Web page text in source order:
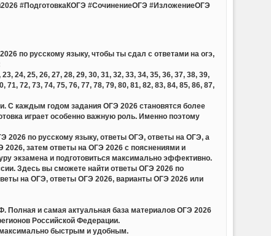
#ПодготовкаКОГЭ #СочинениеОГЭ #ИзложениеОГЭ
по русскому языку, чтобы ты сдал с ответами на огэ,
24, 25, 26, 27, 28, 29, 30, 31, 32, 33, 34, 35, 36, 37, 38, 39,
71, 72, 73, 74, 75, 76, 77, 78, 79, 80, 81, 82, 83, 84, 85, 86, 87,
С каждым годом задания ОГЭ 2026 становятся более
играет особенно важную роль. Именно поэтому
по русскому языку, ответы ОГЭ, ответы на ОГЭ, а
затем ответы на ОГЭ 2026 с пояснениями и
экзамена и подготовиться максимально эффективно.
Здесь вы сможете найти ответы ОГЭ 2026 по
на ОГЭ, ответы ОГЭ 2026, варианты ОГЭ 2026 или
и самая актуальная база материалов ОГЭ 2026
Российской Федерации.
быстрым и удобным.